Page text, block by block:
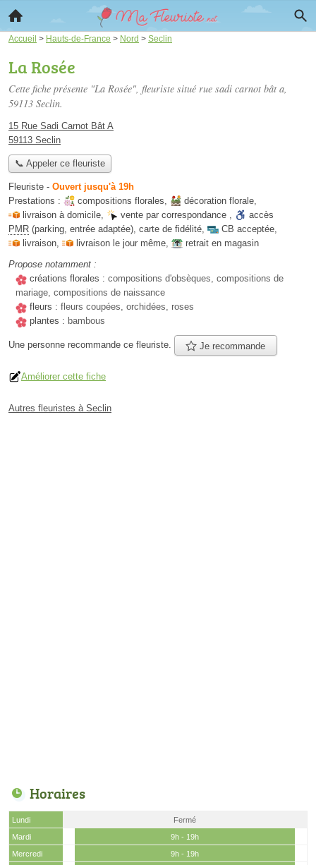
Accueil > Hauts-de-France > Nord > Seclin
La Rosée
Cette fiche présente "La Rosée", fleuriste situé rue sadi carnot bât a,
59113 Seclin.
15 Rue Sadi Carnot Bât A
59113 Seclin
📞 Appeler ce fleuriste
Fleuriste - Ouvert jusqu'à 19h
Prestations :
compositions florales, décoration florale,
livraison à domicile, vente par correspondance ,
accès
PMR (parking, entrée adaptée), carte de fidélité, CB acceptée,
livraison, livraison le jour même,
retrait en magasin
Propose notamment :
créations florales : compositions d'obsèques, compositions de
mariage, compositions de naissance
fleurs : fleurs coupées, orchidées, roses
plantes : bambous
Une personne recommande ce fleuriste. Je recommande
Améliorer cette fiche
Autres fleuristes à Seclin
Horaires
Lundi
Fermé
Mardi
9h - 19h
Mercredi
9h - 19h